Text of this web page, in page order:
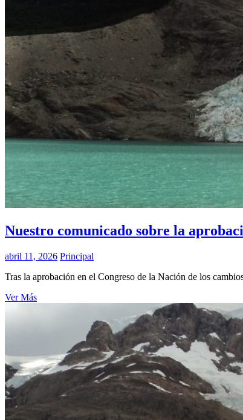
Nuestro comunicado sobre la
abril 11, 2026 Principal
Tras la aprobación en el Congreso de la Nación de los
Ver Más